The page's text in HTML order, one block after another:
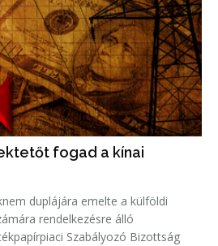
fogad a kínai
duplájára emelte a külföldi
rendelkezésre álló
Szabályozó Bizottság